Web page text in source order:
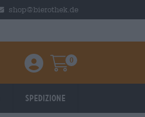
shop@bierothek.de
Einloggen / Anmelden
Warenkorb
0
Spedizione